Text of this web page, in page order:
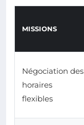
MISSIONS
Négociation des
horaires
flexibles